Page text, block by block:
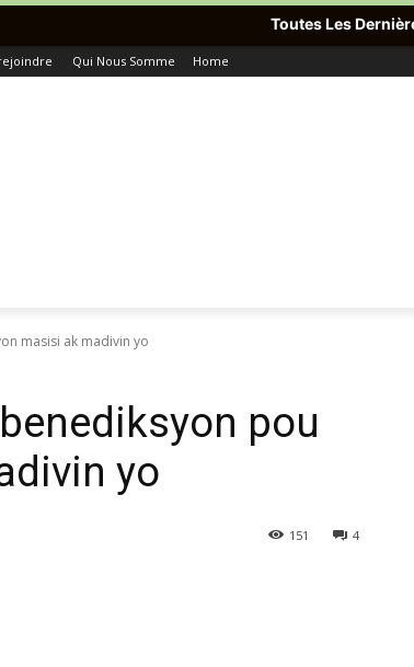
Qui Nous Somme Home
masisi ak madivin yo
pou
yo
4
151
Toutes Les Dernières Informations